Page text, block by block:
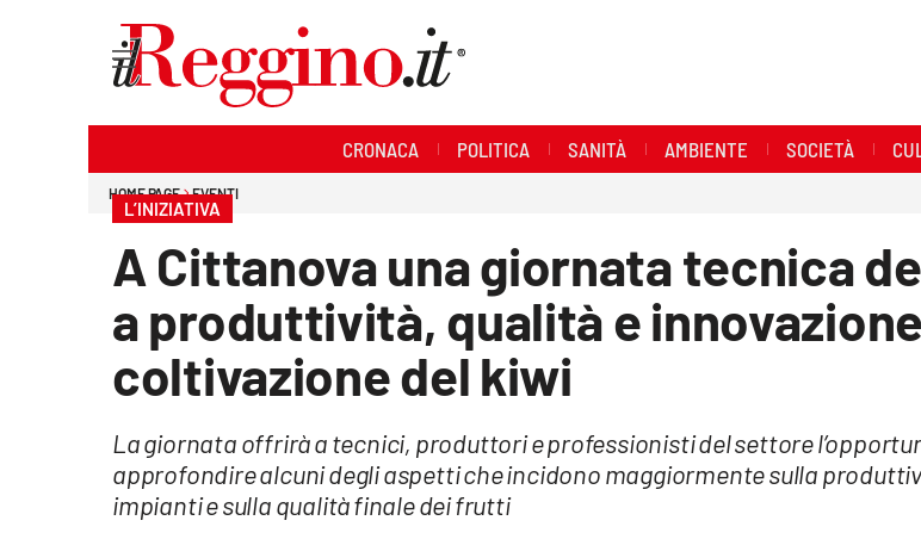
Economia e lavoro
CRONACA POLITICA SANITÀ AMBIENTE SOCIETÀ
HOME PAGE EVENTI
L’INIZIATIVA
A Cittanova una giornata tecnica
a produttività, qualità e
coltivazione del kiwi
La giornata offrirà a tecnici, produttori e professionisti del settore
approfondire alcuni degli aspetti che incidono maggiormente sulla
impianti e sulla qualità finale dei frutti